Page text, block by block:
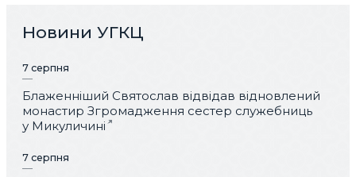
Новини УГКЦ
7 серпня
Блаженніший Святослав відвідав відновлений
монастир Згромадження сестер служебниць
у Микуличині
7 серпня